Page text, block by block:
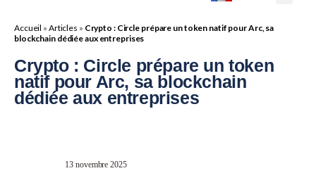
Accueil » Articles » Crypto : Circle prépare un token natif pour Arc, sa
blockchain dédiée aux entreprises
Crypto : Circle prépare un token
natif pour Arc, sa blockchain
dédiée aux entreprises
13 novembre 2025